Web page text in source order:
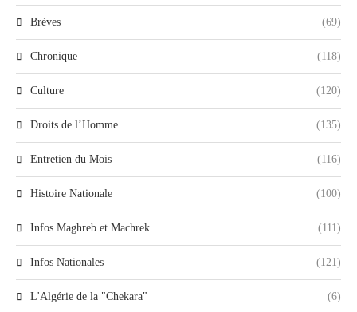
Brèves (69)
Chronique (118)
Culture (120)
Droits de l’Homme (135)
Entretien du Mois (116)
Histoire Nationale (100)
Infos Maghreb et Machrek (111)
Infos Nationales (121)
L'Algérie de la "Chekara" (6)